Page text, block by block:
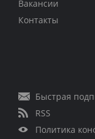
Вакансии
Контакты
Быстрая
RSS
Политика